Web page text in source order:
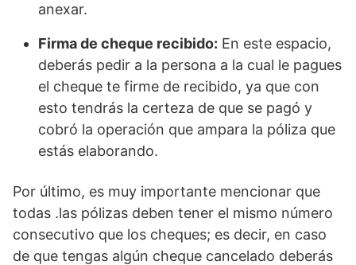
anexar.
Firma de cheque recibido: En este espacio,
deberás pedir a la persona a la cual le pagues
el cheque te firme de recibido, ya que con
esto tendrás la certeza de que se pagó y
cobró la operación que ampara la póliza que
estás elaborando.
Por último, es muy importante mencionar que
todas .las pólizas deben tener el mismo número
consecutivo que los cheques; es decir, en caso
de que tengas algún cheque cancelado deberás